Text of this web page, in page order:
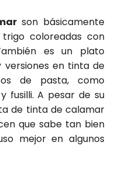
son básicamente
coloreadas con
es un plato
en tinta de
de pasta, como
fusilli. A pesar de su
de tinta de calamar
que sabe tan bien
mejor en algunos